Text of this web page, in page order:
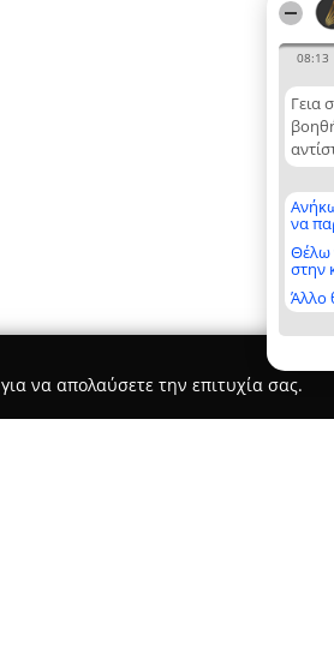
08:13
Γεια
να
Θέλω
στην
Άλλο
να απολαύσετε την επιτυχία σας.